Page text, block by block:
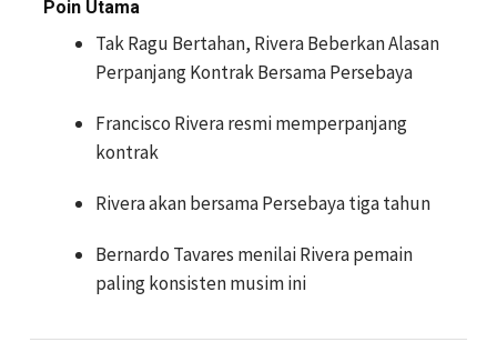
Poin Utama
Tak Ragu Bertahan, Rivera Beberkan Alasan
Perpanjang Kontrak Bersama Persebaya
Francisco Rivera resmi memperpanjang
kontrak
Rivera akan bersama Persebaya tiga tahun
Bernardo Tavares menilai Rivera pemain
paling konsisten musim ini